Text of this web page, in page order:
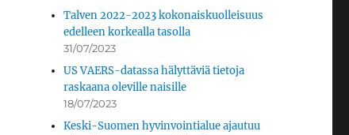
Talven 2022-2023 kokonaiskuolleisuus
edelleen korkealla tasolla
31/07/2023
US VAERS-datassa hälyttäviä tietoja
raskaana oleville naisille
18/07/2023
Keski-Suomen hyvinvointialue ajautuu